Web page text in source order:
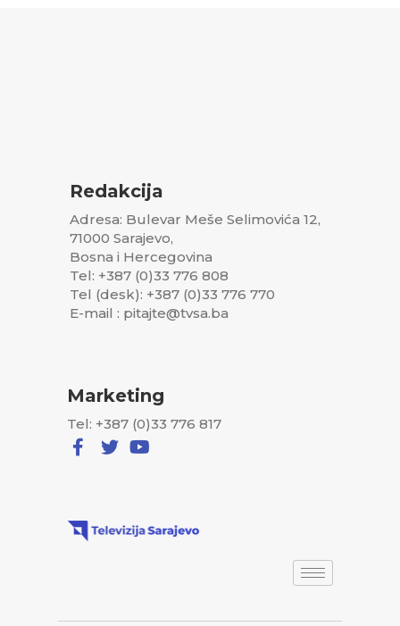
Redakcija
Adresa: Bulevar Meše Selimovića 12,
71000 Sarajevo,
Bosna i Hercegovina
Tel: +387 (0)33 776 808
Tel (desk): +387 (0)33 776 770
E-mail : pitajte@tvsa.ba
Marketing
Tel: +387 (0)33 776 817